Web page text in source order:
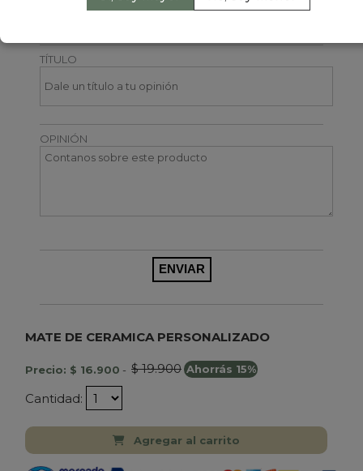
CALIFICACIÓN
TÍTULO
OPINIÓN
MATE DE CERAMICA PERSONALIZADO
Precio: $ 16.900 - $ 19.900 Ahorrás 15%
Cantidad:
Agregar al carrito